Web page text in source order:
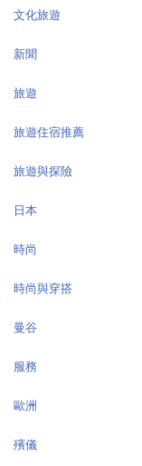
文化旅遊
新聞
旅遊
旅遊住宿推薦
旅遊與探險
日本
時尚
時尚與穿搭
曼谷
服務
歐洲
殯儀